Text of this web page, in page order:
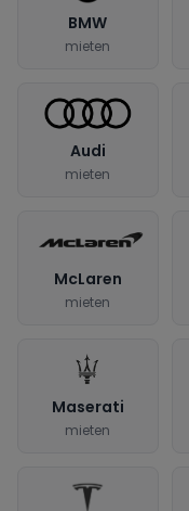
BMW
mieten
Audi
mieten
McLaren
mieten
Maserati
mieten